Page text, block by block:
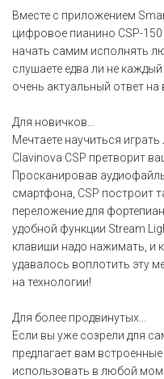
Вместе с приложением
цифровое пианино CSP-
начать самим исполнять
слушаете едва ли не
очень актуальный ответ на
Для новичков...
Мечтаете научиться
Clavinova CSP претворит
Просканировав
смартфона, CSP построит
переложение для
удобной функции Stream
клавиши надо нажимать, и
удавалось воплотить эту
на технологии!
Для более продвинутых...
Если вы уже созрели для
предлагает вам
использовать в любой